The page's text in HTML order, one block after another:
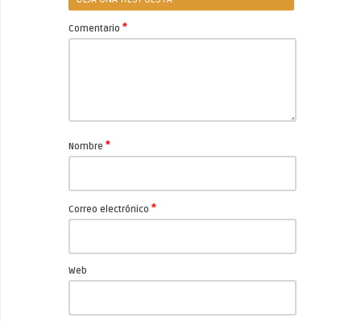
Comentario *
Nombre *
Correo electrónico *
Web